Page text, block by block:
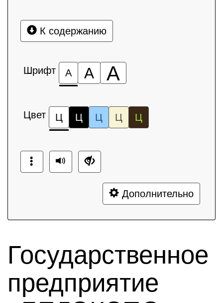
К содержанию
Шрифт А А А
Цвет Ц Ц Ц Ц Ц
Дополнительно
Государственное
предприятие